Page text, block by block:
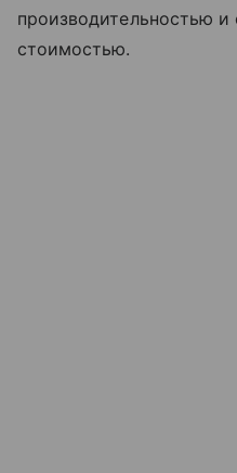
производительностью и
стоимостью.